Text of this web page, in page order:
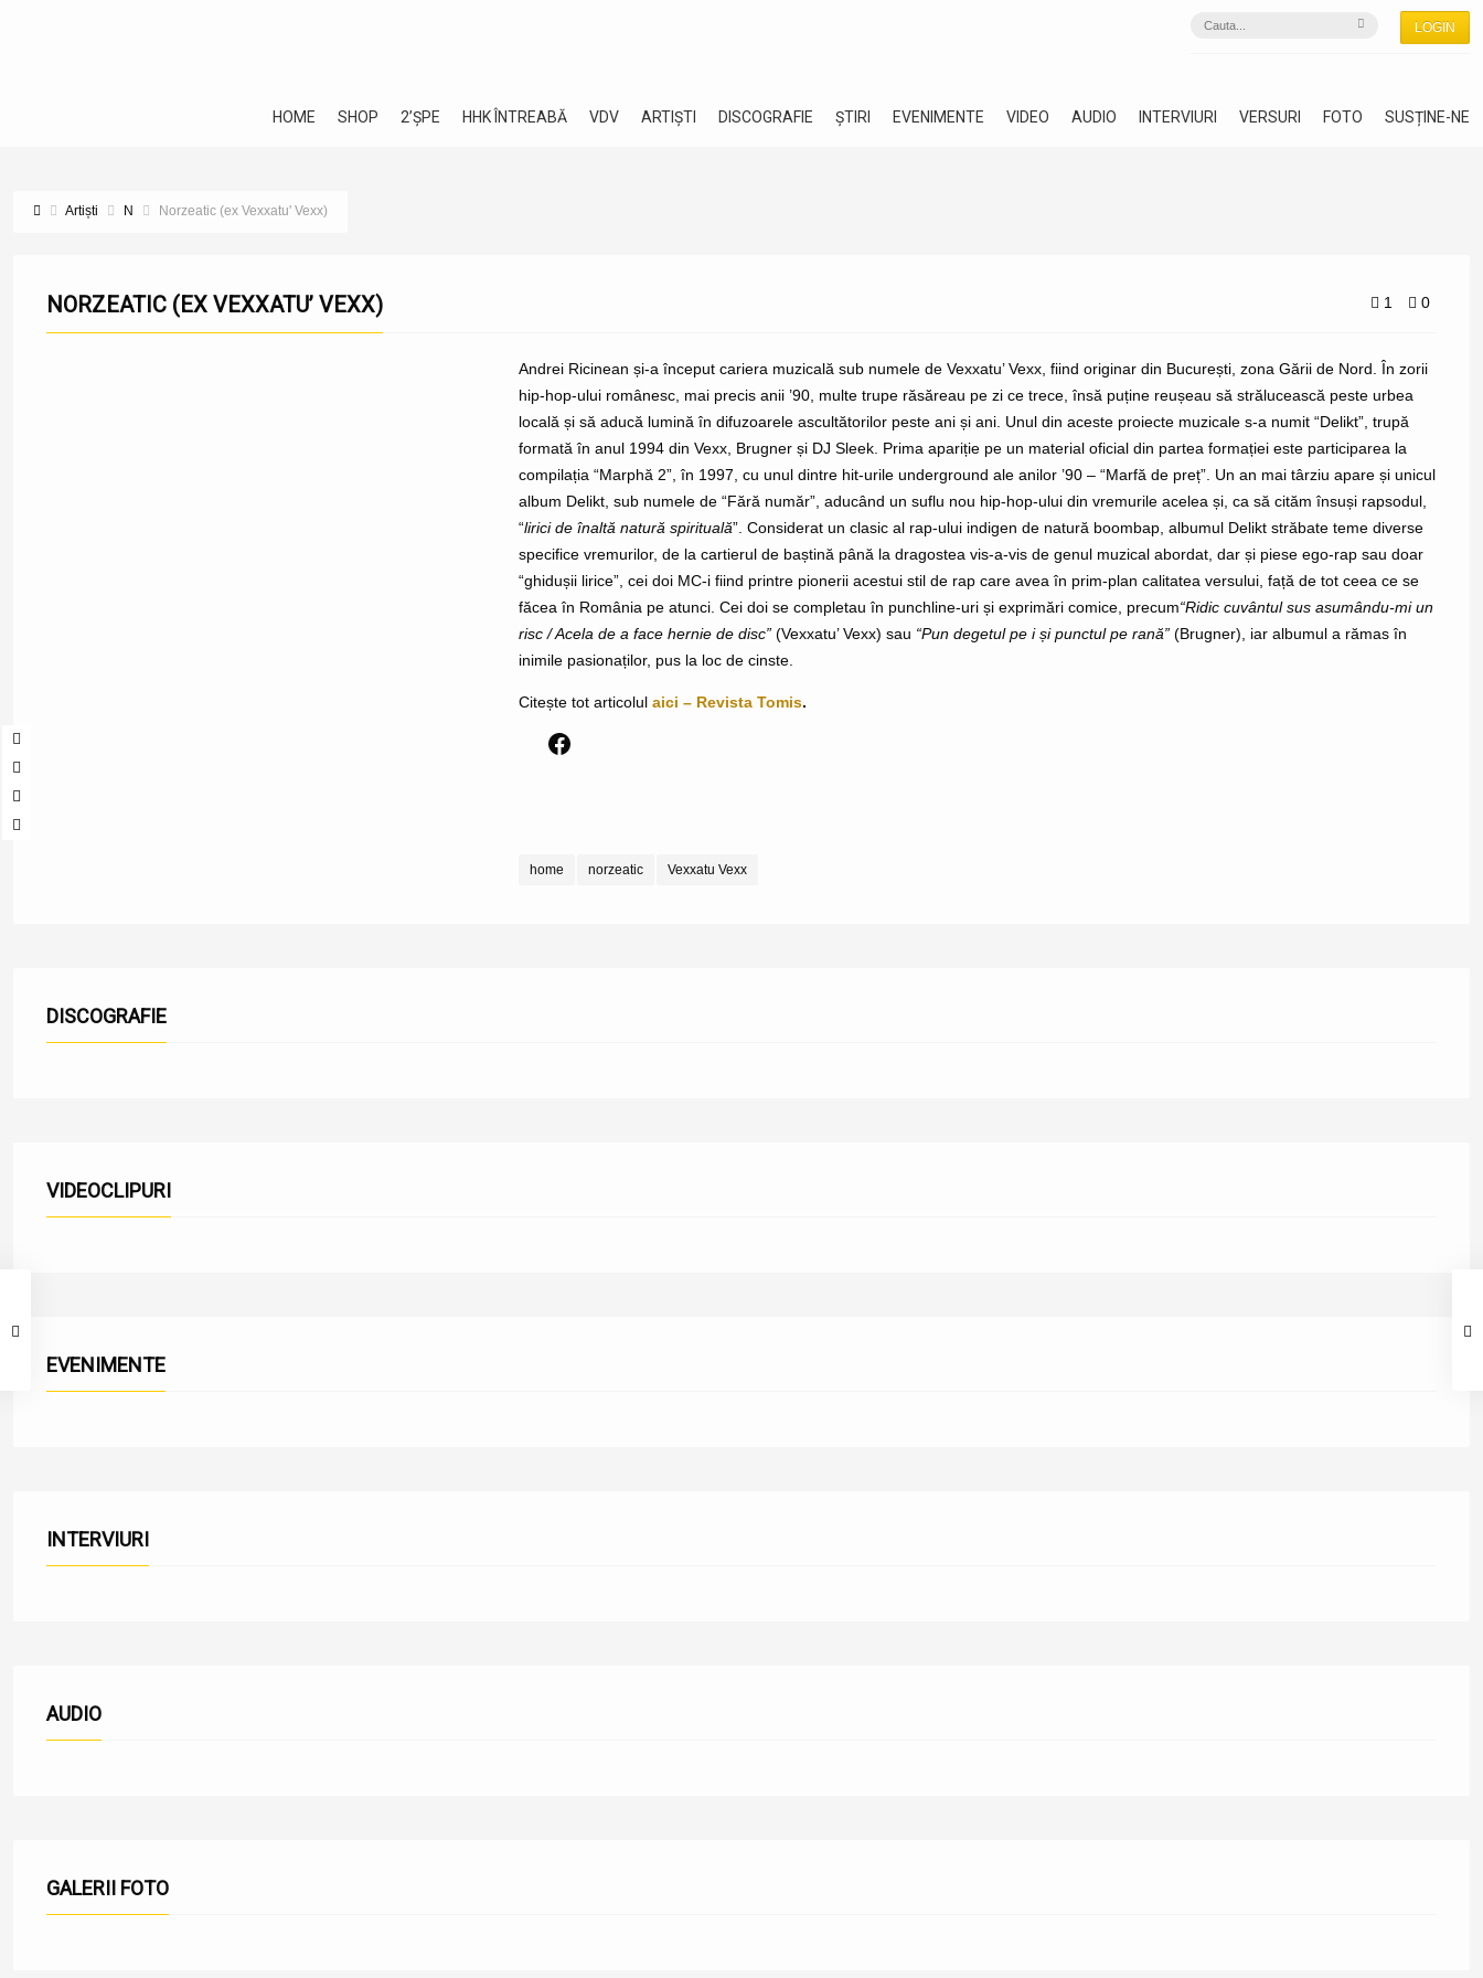
LOGIN
HOME SHOP 2’ȘPE HHK ÎNTREABĂ VDV ARTIȘTI DISCOGRAFIE ȘTIRI EVENIMENTE VIDEO AUDIO INTERVIURI VERSURI FOTO SUSȚINE-NE
Artiști N Norzeatic (ex Vexxatu' Vexx)
1 0
NORZEATIC (EX VEXXATU’ VEXX)
Andrei Ricinean și-a început cariera muzicală sub numele de Vexxatu’ Vexx, fiind originar din București, zona Gării de Nord. În zorii
hip-hop-ului românesc, mai precis anii ’90, multe trupe răsăreau pe zi ce trece, însă puține reușeau să strălucească peste urbea
locală și să aducă lumină în difuzoarele ascultătorilor peste ani și ani. Unul din aceste proiecte muzicale s-a numit “Delikt”, trupă
formată în anul 1994 din Vexx, Brugner și DJ Sleek. Prima apariție pe un material oficial din partea formației este participarea la
compilația “Marphă 2”, în 1997, cu unul dintre hit-urile underground ale anilor ’90 – “Marfă de preț”. Un an mai târziu apare și unicul
album Delikt, sub numele de “Fără număr”, aducând un suflu nou hip-hop-ului din vremurile acelea și, ca să cităm însuși rapsodul,
“lirici de înaltă natură spirituală”. Considerat un clasic al rap-ului indigen de natură boombap, albumul Delikt străbate teme diverse
specifice vremurilor, de la cartierul de baștină până la dragostea vis-a-vis de genul muzical abordat, dar și piese ego-rap sau doar
“ghidușii lirice”, cei doi MC-i fiind printre pionerii acestui stil de rap care avea în prim-plan calitatea versului, față de tot ceea ce se
făcea în România pe atunci. Cei doi se completau în punchline-uri și exprimări comice, precum“Ridic cuvântul sus asumându-mi un
risc / Acela de a face hernie de disc” (Vexxatu’ Vexx) sau “Pun degetul pe i și punctul pe rană” (Brugner), iar albumul a rămas în
inimile pasionaților, pus la loc de cinste.
Citește tot articolulaici – Revista Tomis.
home norzeatic Vexxatu Vexx
DISCOGRAFIE
VIDEOCLIPURI
EVENIMENTE
INTERVIURI
AUDIO
GALERII FOTO